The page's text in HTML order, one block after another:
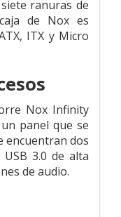
ranuras de
de Nox es
ITX y Micro
Nox Infinity
panel que se
encuentran dos
3.0 de alta
de audio.